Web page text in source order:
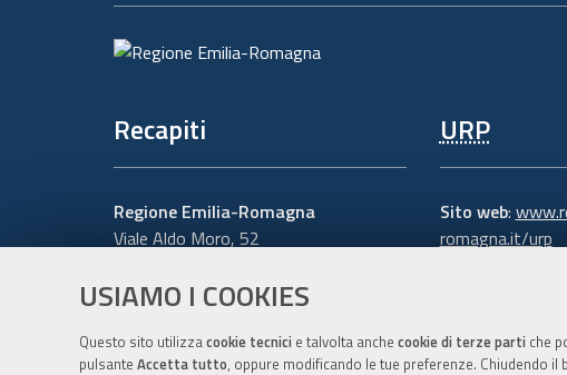
USIAMO I COOKIES
Questo sito utilizzacookie tecnici e talvolta anche cookie di terze parti che
pulsante Accetta tutto, oppure modificando le tue preferenze. Chiudendo
Recapiti
Regione Emilia-Romagna
Viale Aldo Moro, 52
Centralino 051 5271
URP
Sito web:
romagna.it/urp